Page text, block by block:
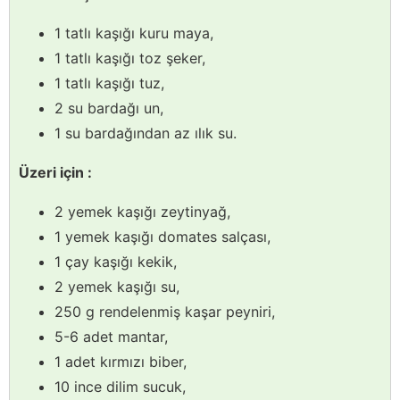
1 tatlı kaşığı kuru maya,
1 tatlı kaşığı toz şeker,
1 tatlı kaşığı tuz,
2 su bardağı un,
1 su bardağından az ılık su.
Üzeri için :
2 yemek kaşığı zeytinyağ,
1 yemek kaşığı domates salçası,
1 çay kaşığı kekik,
2 yemek kaşığı su,
250 g rendelenmiş kaşar peyniri,
5-6 adet mantar,
1 adet kırmızı biber,
10 ince dilim sucuk,